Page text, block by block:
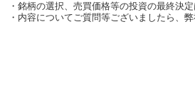
・銘柄の選択、売買価格等の投資の最終決
・内容についてご質問等ございましたら、